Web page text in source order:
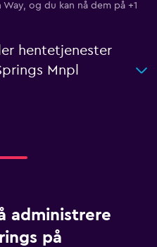
og du kan nå dem på +1
hentetjenester
Mnpl
administrere
på